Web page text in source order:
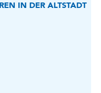
IN DER ALTSTADT